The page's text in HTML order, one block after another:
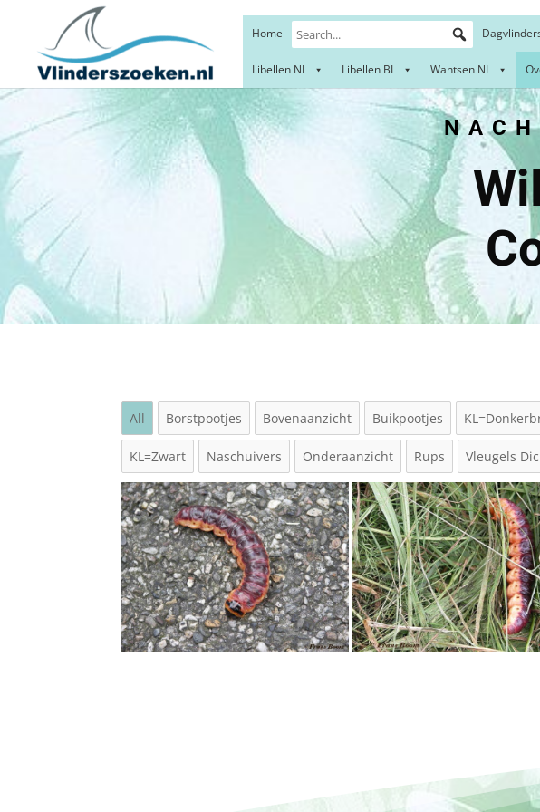
Home
Libellen NL Libellen BL Wantsen NL
All Borstpootjes Bovenaanzicht Buikpootjes
KL=Zwart Naschuivers Onderaanzicht Rups Vleugels